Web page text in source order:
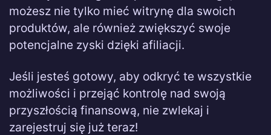
możesz nie tylko mieć witrynę dla swoich
produktów, ale również zwiększyć swoje
potencjalne zyski dzięki afiliacji.
Jeśli jesteś gotowy, aby odkryć te wszystkie
możliwości i przejąć kontrolę nad swoją
przyszłością finansową, nie zwlekaj i
zarejestruj się już teraz!